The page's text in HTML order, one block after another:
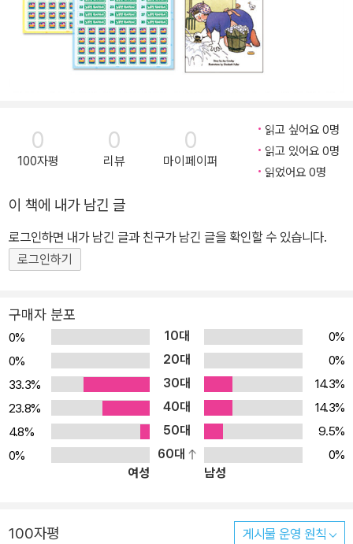
0
100자평
0
리뷰
0
마이페이퍼
읽고 싶어요 0명
읽고 있어요 0명
읽었어요 0명
이 책에 내가 남긴 글
로그인하면 내가 남긴 글과 친구가 남긴 글을 확인할 수 있습니다.
로그인하기
구매자 분포
0% 10대
0%
0%
20대
0%
33.3%
30대
14.3%
23.8%
40대
14.3%
4.8%
50대
9.5%
0%
60대
0%
여성
남성
100자평 게시물 운영 원칙